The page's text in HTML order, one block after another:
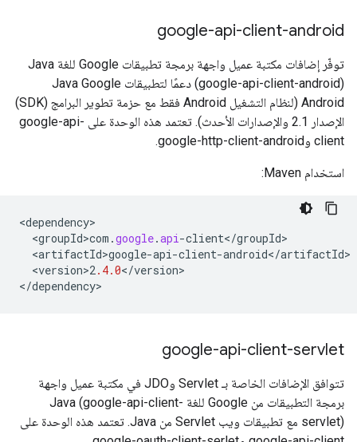
google-api-client-android
(google-api-client-android) دعمًا لتطبيقات Java Google
Android (لنظام التشغيل Android فقط مع حزمة تطوير البرامج (SDK)
الإصدار 2.1 والإصدارات الأحدث). تعتمد هذه الوحدة على google-api-
client وgoogle-http-client-android.
استخدام Maven:
<dependency
<groupId>com .google.api-client</groupId
<artifactId>google-api-client-android</artifactId
<version>2.4.0</version>
</dependency>
google-api-client-servlet
تتوافق الإضافات الخاصة بـ Servlet وJDO في مكتبة عميل واجهة
برمجة التطبيقات من Google للغة Java (google-api-client-
servlet) مع تطبيقات ويب Servlet من Java. تعتمد هذه الوحدة على